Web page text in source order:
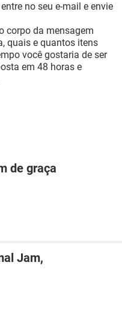
no seu e-mail e envie
corpo da mensagem
quais e quantos itens
você gostaria de ser
em 48 horas e
de graça
Jam,